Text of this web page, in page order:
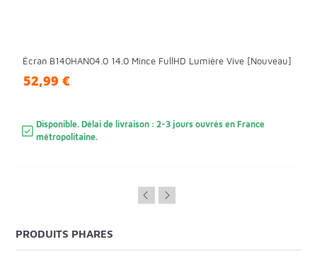
Écran B140HAN04.0 14.0 Mince FullHD Lumière Vive [Nouveau]
52,99 €
Disponible. Délai de livraison : 2-3 jours ouvrés en France
métropolitaine.
PRODUITS PHARES